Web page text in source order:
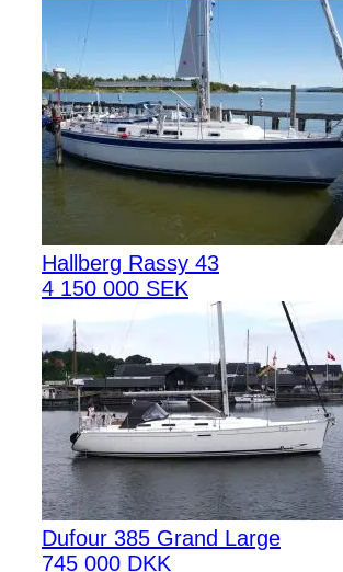
Hallberg Rassy 43
4 150 000 SEK
Dufour 385 Grand Large
745 000 DKK